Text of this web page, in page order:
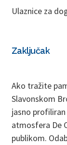
Ulaznice za
Zaključak
Ako tražite
Slavonskom
jasno
atmosfera De
publikom.